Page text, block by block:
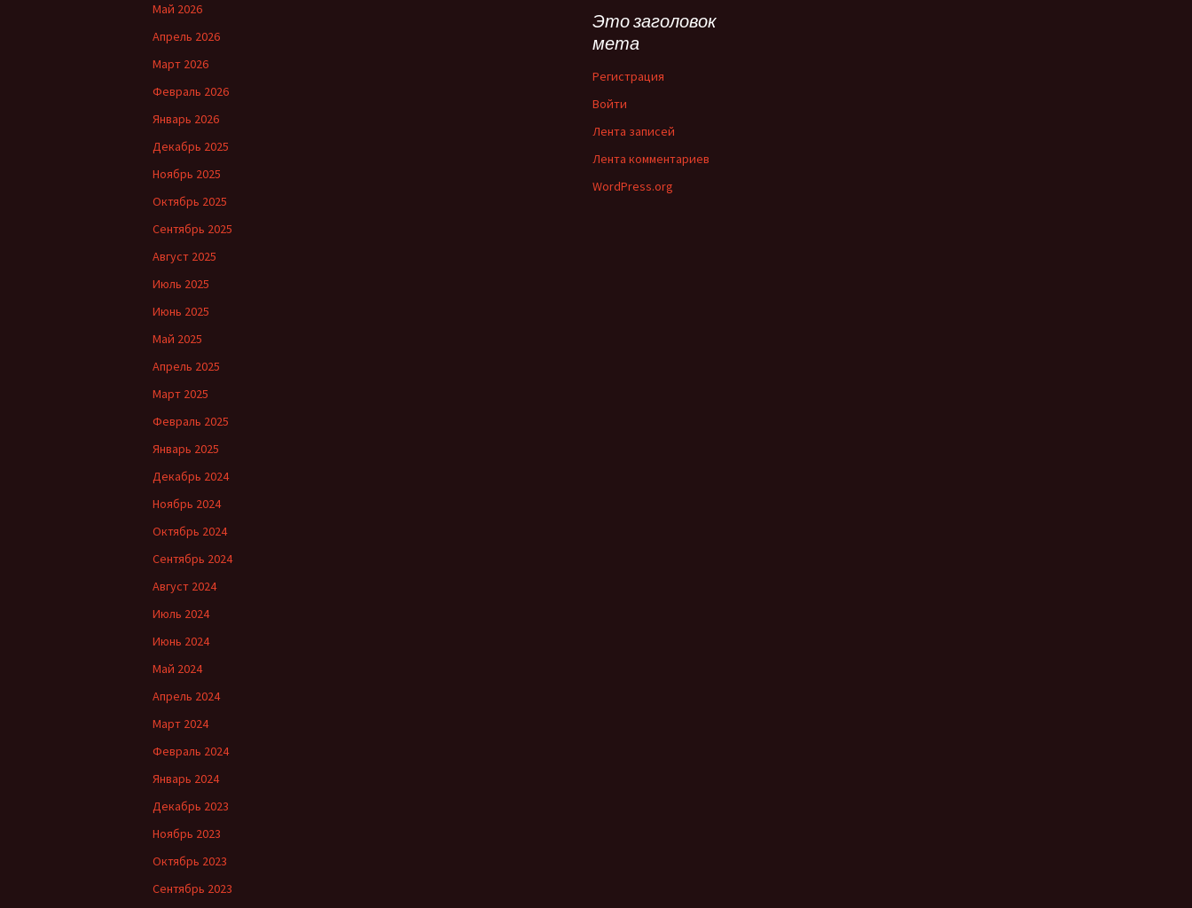
Май 2026
Апрель 2026
Март 2026
Февраль 2026
Январь 2026
Декабрь 2025
Ноябрь 2025
Октябрь 2025
Сентябрь 2025
Август 2025
Июль 2025
Июнь 2025
Май 2025
Апрель 2025
Март 2025
Февраль 2025
Январь 2025
Декабрь 2024
Ноябрь 2024
Октябрь 2024
Сентябрь 2024
Август 2024
Июль 2024
Июнь 2024
Май 2024
Апрель 2024
Март 2024
Февраль 2024
Январь 2024
Декабрь 2023
Ноябрь 2023
Октябрь 2023
Сентябрь 2023
Это заголовок
мета
Регистрация
Войти
Лента записей
Лента комментариев
WordPress.org